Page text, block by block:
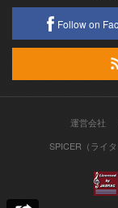
Follow on
運営会社
SPICER（ライ